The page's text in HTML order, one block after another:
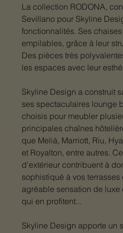
La collection RODONA,
Sevillano pour Skyline
fonctionnalités. Ses
empilables, grâce à leur
Des pièces très
les espaces avec leur
Skyline Design a construit
ses spectaculaires lounge
choisis pour meubler
principales chaînes
que Meliá, Marriott, Riu,
et Royalton, entre autres.
d'extérieur contribuent à
sophistiqué à vos terrasses
agréable sensation de luxe
qui en profitent...
Skyline Design apporte un